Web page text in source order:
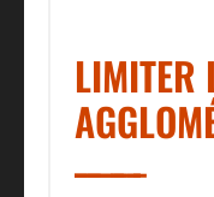
LIMITER